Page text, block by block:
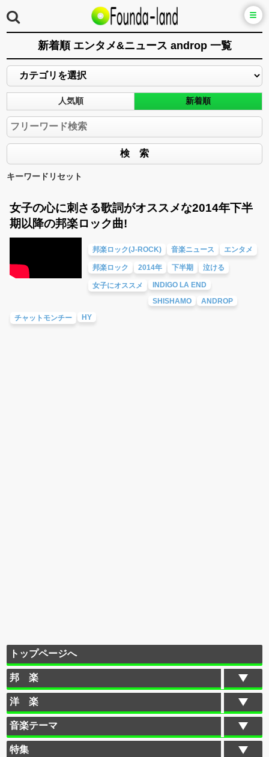
新着順 エンタメ&ニュース androp 一覧
人気順 新着順
キーワードリセット
女子の心に刺さる歌詞がオススメな2014年下半
期以降の邦楽ロック曲!
邦楽ロック(J-ROCK) 音楽ニュース エンタメ
邦楽ロック 2014年 下半期 泣ける
女子にオススメ
INDIGO LA END
SHISHAMO
ANDROP
チャットモンチー
HY
トップページへ
邦 楽
洋 楽
音楽テーマ
特集